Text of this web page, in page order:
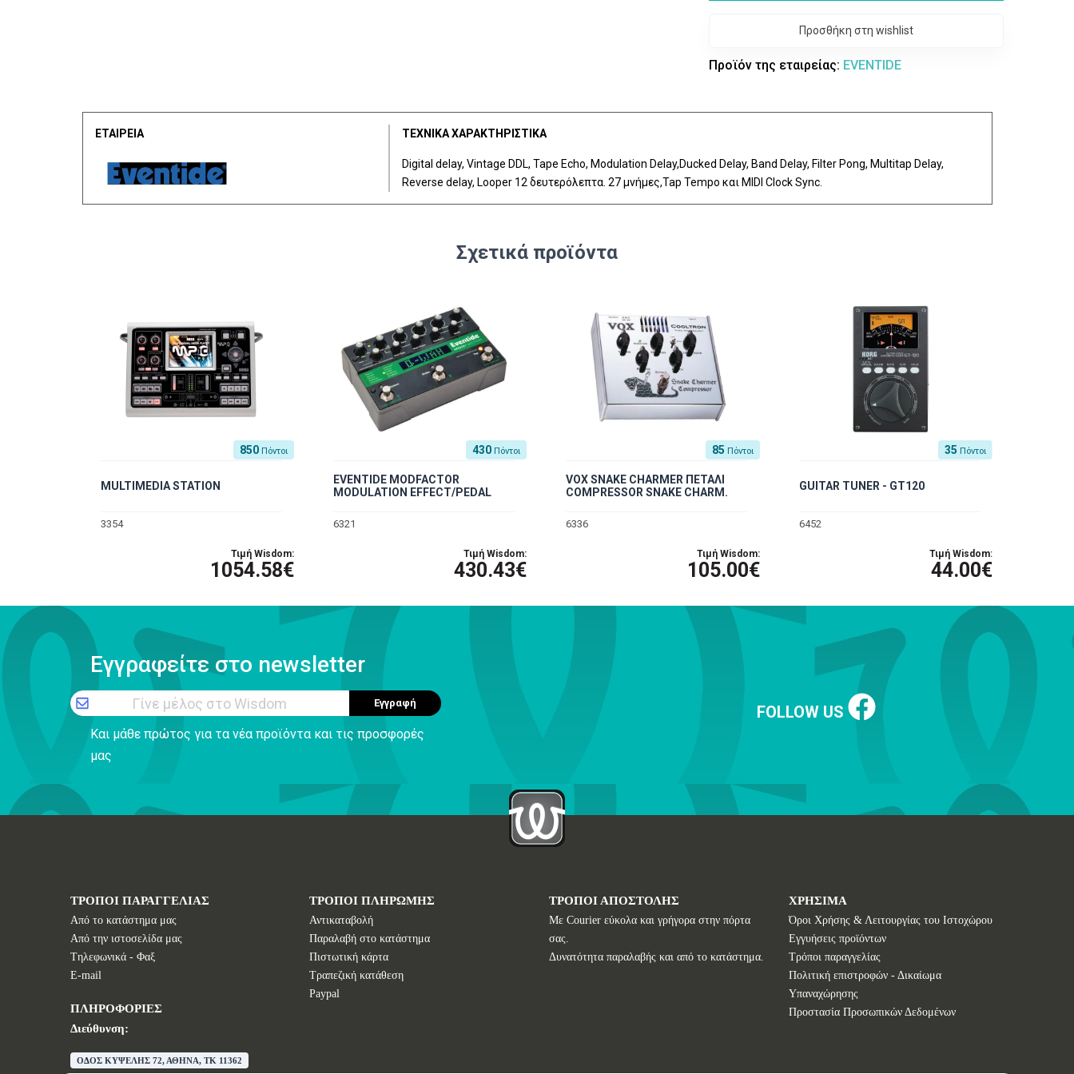
Προσθήκη στη wishlist
Προϊόν της εταιρείας: EVENTIDE
ΕΤΑΙΡΕΙΑ ΤΕΧΝΙΚΑ ΧΑΡΑΚΤΗΡΙΣΤΙΚΑ
Digital delay, Vintage DDL, Tape Echo, Modulation Delay,Ducked Delay, Band Delay, Filter Pong, Multitap Delay,
Reverse delay, Looper 12 δευτερόλεπτα. 27 μνήμες,Tap Tempo και MIDI Clock Sync.
Σχετικά προϊόντα
850 Πόντοι
MULTIMEDIA STATION
3354
Τιμή Wisdom:
1054.58€
430 Πόντοι
EVENTIDE MODFACTOR
MODULATION EFFECT/PEDAL
6321
Τιμή Wisdom:
430.43€
85 Πόντοι
VOX SNAKE CHARMER ΠΕΤΑΛΙ
COMPRESSOR SNAKE CHARM.
6336
Τιμή Wisdom:
105.00€
35 Πόντοι
GUITAR TUNER - GT120
6452
Τιμή Wisdom:
44.00€
Εγγραφείτε στο newsletter
Γίνε μέλος στο Wisdom Εγγραφή
Και μάθε πρώτος για τα νέα προϊόντα και τις προσφορές
μας
FOLLOW US
ΤΡΟΠΟΙ ΠΑΡΑΓΓΕΛΙΑΣ
Από το κατάστημα μας
Από την ιστοσελίδα μας
Tηλεφωνικά - Φαξ
E-mail
ΠΛΗΡΟΦΟΡΙΕΣ
Διεύθυνση:
ΟΔΟΣ ΚΥΨΕΛΗΣ 72, ΑΘΗΝΑ, TK 11362
ΤΡΟΠΟΙ ΠΛΗΡΩΜΗΣ
Αντικαταβολή
Παραλαβή στο κατάστημα
Πιστωτική κάρτα
Τραπεζική κατάθεση
Paypal
ΤΡΟΠΟΙ ΑΠΟΣΤΟΛΗΣ
Με Courier εύκολα και γρήγορα στην πόρτα
σας.
Δυνατότητα παραλαβής και από το κατάστημα.
ΧΡΗΣΙΜΑ
Όροι Χρήσης & Λειτουργίας του Ιστοχώρου
Εγγυήσεις προϊόντων
Τρόποι παραγγελίας
Πολιτική επιστροφών - Δικαίωμα
Υπαναχώρησης
Προστασία Προσωπικών Δεδομένων